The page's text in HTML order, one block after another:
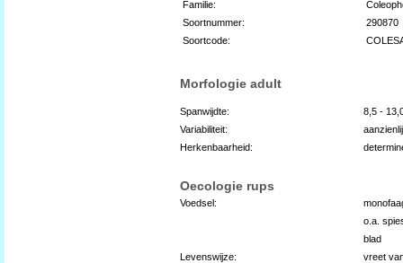
Familie:
Soortnummer:
290870
Soortcode:
Morfologie adult
Spanwijdte:
8,5 -
Variabiliteit:
Herkenbaarheid:
Oecologie rups
Voedsel:
o.a.
blad
Levenswijze:
vreet